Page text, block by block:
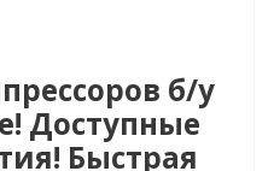
б/у
Доступные
Быстрая